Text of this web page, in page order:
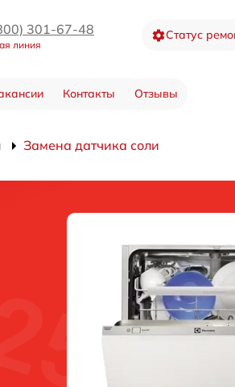
301-67-48
линия
Статус
Контакты Отзывы
Замена датчика соли